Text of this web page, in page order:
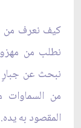
كيف نعرف من
نطلب من
نبحث عن جبارٍ
من السماوات
المقصود به